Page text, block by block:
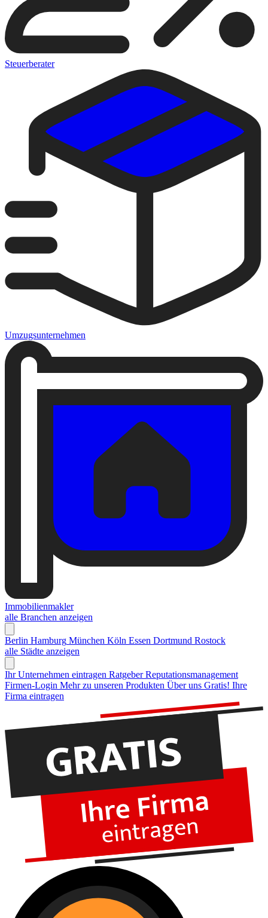
Steuerberater
Umzugsunternehmen
Immobilienmakler
alle Branchen anzeigen
Berlin Hamburg München Köln Essen Dortmund Rostock
alle Städte anzeigen
Ihr Unternehmen eintragen Ratgeber Reputationsmanagement
Firmen-Login Mehr zu unseren Produkten Über uns Gratis! Ihre
Firma eintragen